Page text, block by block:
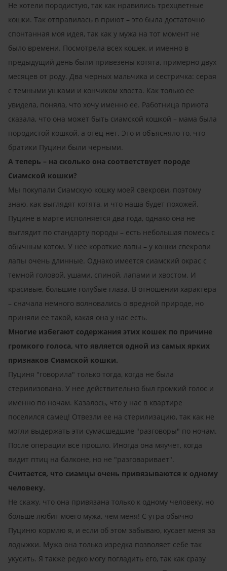
Не хотели породистую, так как нравились трехцветные
кошки. Так отправилась в приют – это была достаточно
спонтанная моя идея, так как у мужа на тот момент не
было времени. Посмотрела всех кошек, и именно в
предыдущий день были привезены котята, примерно двух
месяцев от роду. Два черных мальчика и сестричка: серая
с темными ушками и кончиком хвоста. Как только ее
увидела, поняла, что хочу именно ее. Работница приюта
сказала, что она может быть сиамской кошкой – мама была
породистой кошкой, а отец нет. Это и объясняло то, что
братики Пуцини были черными.
А теперь – на сколько она соответствует породе
Сиамской кошки?
Мы покупали Сиамскую кошку моей свекрови, поэтому
знаю, как выглядят котята, и что наша будет похожей.
Пуцине в марте исполняется два года, однако она не
выглядит по стандарту породы – есть небольшая помесь с
обычным котом. У нее короткие лапы – у кошки свекрови
лапы очень длинные. Однако имеется сиамский окрас с
темной головой, ушами, спиной, лапами и хвостом. И
красивые, большие голубые глаза. В отношении характера
– сначала немного волновались о вредной природе, но
приняли ее такой, какая она у нас есть.
Многие избегают содержания этих кошек по причине
громкого голоса, что является одной из самых ярких
признаков Сиамской кошки.
Пуциня "говорила" только тогда, когда не была
стерилизована. У нее действительно был громкий голос и
именно по ночам. Казалось, что у нас в квартире
поселился самец! Отвезли ее на стерилизацию, так как не
могли выдержать эти сумасшедшие "разговоры" по ночам.
После операции все прошло. Иногда она мяучет, когда
видит птиц на балконе, но не "разговаривает".
Считается, что сиамцы очень привязываются к одному
человеку.
Не скажу, что она привязана только к одному человеку, но
больше любит моего мужа, чем меня! С утра обычно
Пуциню кормлю я, и если об этом забываю, кусает меня за
лодыжки. Мужа она только изредка позволяет себе так
укусить. Я также редко могу погладить его, так как сразу